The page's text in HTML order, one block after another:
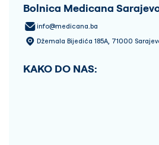
Bolnica Medicana
info@medicana.ba
Džemala Bijedića 185A, 71000
KAKO DO NAS: